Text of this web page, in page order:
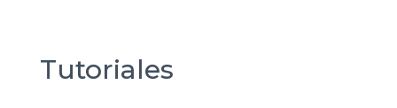
Tutoriales